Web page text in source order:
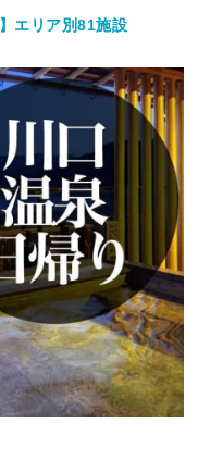
エリア別81施設